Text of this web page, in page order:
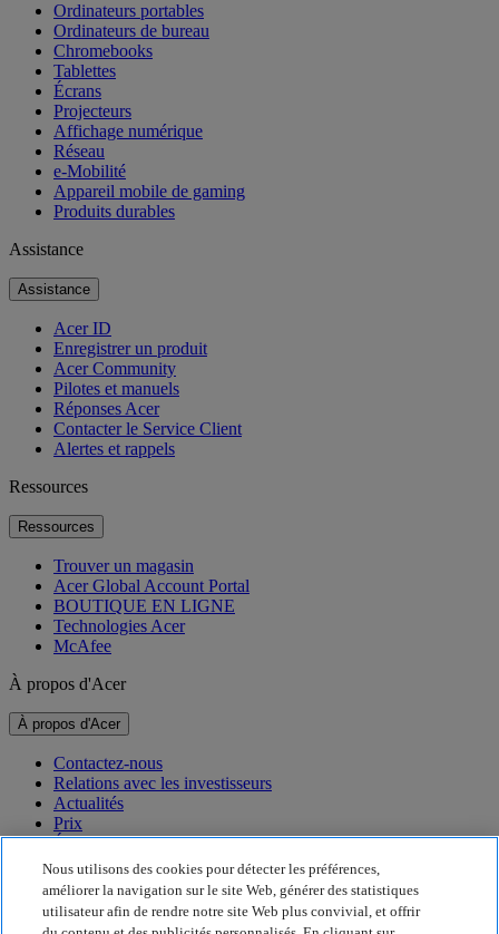
Ordinateurs portables
Ordinateurs de bureau
Chromebooks
Tablettes
Écrans
Projecteurs
Affichage numérique
Réseau
e-Mobilité
Appareil mobile de gaming
Produits durables
Assistance
Assistance
Acer ID
Enregistrer un produit
Acer Community
Pilotes et manuels
Réponses Acer
Contacter le Service Client
Alertes et rappels
Ressources
Ressources
Trouver un magasin
Acer Global Account Portal
BOUTIQUE EN LIGNE
Technologies Acer
McAfee
À propos d'Acer
À propos d'Acer
Contactez-nous
Relations avec les investisseurs
Actualités
Prix
Événements
Développement durable
Développement durable
Nous utilisons des cookies pour détecter les préférences,
améliorer la navigation sur le site Web, générer des statistiques
utilisateur afin de rendre notre site Web plus convivial, et offrir